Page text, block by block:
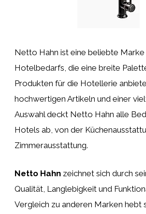
Netto Hahn ist eine beliebte Marke
Hotelbedarfs, die eine breite
Produkten für die Hotellerie
hochwertigen Artikeln und einer
Auswahl deckt Netto Hahn alle
Hotels ab, von der
Zimmerausstattung.
Netto Hahn zeichnet sich durch
Qualität, Langlebigkeit und
Vergleich zu anderen Marken hebt